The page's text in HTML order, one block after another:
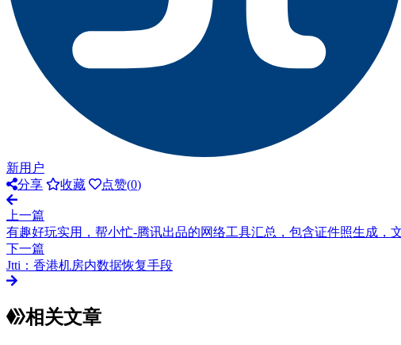
新用户
分享
收藏 点赞(0)
上一篇
有趣好玩实用，帮小忙-腾讯出品的网络工具汇总，包含证件照生成，
下一篇
Jtti：香港机房内数据恢复手段
相关文章